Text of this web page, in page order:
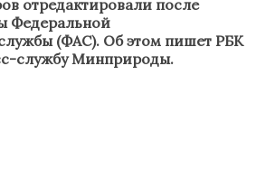
отредактировали после
Федеральной
(ФАС). Об этом пишет РБК
службу Минприроды.